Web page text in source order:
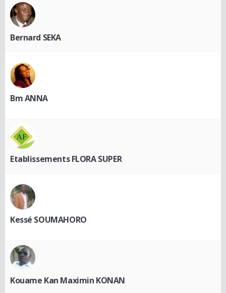
Bernard SEKA
Bm ANNA
Etablissements FLORA SUPER
Kessé SOUMAHORO
Kouame Kan Maximin KONAN